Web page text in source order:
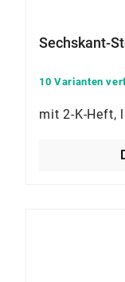
Sechskant-
10 Varianten
mit 2-K-Heft,